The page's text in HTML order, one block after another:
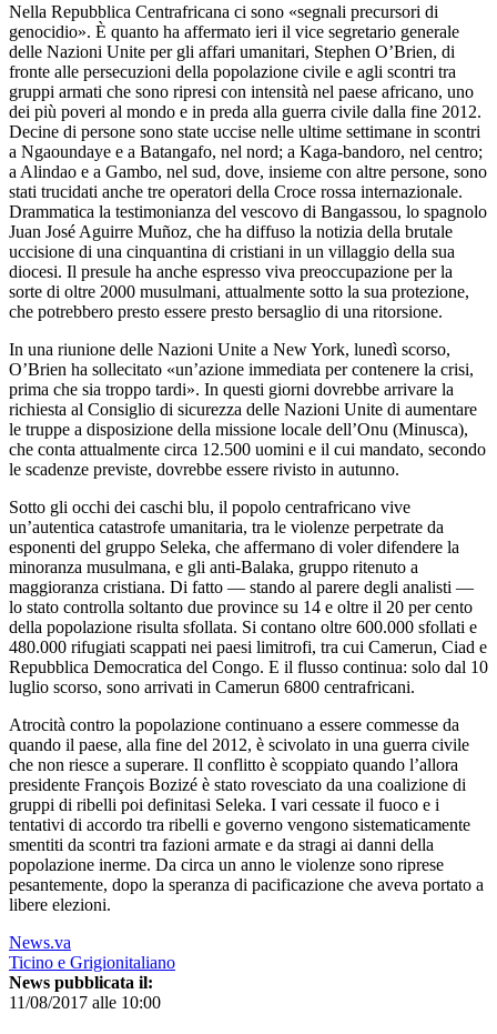
Nella Repubblica Centrafricana ci sono «segnali precursori di
genocidio». È quanto ha affermato ieri il vice segretario generale
delle Nazioni Unite per gli affari umanitari, Stephen O’Brien, di
fronte alle persecuzioni della popolazione civile e agli scontri tra
gruppi armati che sono ripresi con intensità nel paese africano, uno
dei più poveri al mondo e in preda alla guerra civile dalla fine 2012.
Decine di persone sono state uccise nelle ultime settimane in scontri
a Ngaoundaye e a Batangafo, nel nord; a Kaga-bandoro, nel centro;
a Alindao e a Gambo, nel sud, dove, insieme con altre persone, sono
stati trucidati anche tre operatori della Croce rossa internazionale.
Drammatica la testimonianza del vescovo di Bangassou, lo spagnolo
Juan José Aguirre Muñoz, che ha diffuso la notizia della brutale
uccisione di una cinquantina di cristiani in un villaggio della sua
diocesi. Il presule ha anche espresso viva preoccupazione per la
sorte di oltre 2000 musulmani, attualmente sotto la sua protezione,
che potrebbero presto essere presto bersaglio di una ritorsione.
In una riunione delle Nazioni Unite a New York, lunedì scorso,
O’Brien ha sollecitato «un’azione immediata per contenere la crisi,
prima che sia troppo tardi». In questi giorni dovrebbe arrivare la
richiesta al Consiglio di sicurezza delle Nazioni Unite di aumentare
le truppe a disposizione della missione locale dell’Onu (Minusca),
che conta attualmente circa 12.500 uomini e il cui mandato, secondo
le scadenze previste, dovrebbe essere rivisto in autunno.
Sotto gli occhi dei caschi blu, il popolo centrafricano vive
un’autentica catastrofe umanitaria, tra le violenze perpetrate da
esponenti del gruppo Seleka, che affermano di voler difendere la
minoranza musulmana, e gli anti-Balaka, gruppo ritenuto a
maggioranza cristiana. Di fatto — stando al parere degli analisti —
lo stato controlla soltanto due province su 14 e oltre il 20 per cento
della popolazione risulta sfollata. Si contano oltre 600.000 sfollati e
480.000 rifugiati scappati nei paesi limitrofi, tra cui Camerun, Ciad e
Repubblica Democratica del Congo. E il flusso continua: solo dal 10
luglio scorso, sono arrivati in Camerun 6800 centrafricani.
Atrocità contro la popolazione continuano a essere commesse da
quando il paese, alla fine del 2012, è scivolato in una guerra civile
che non riesce a superare. Il conflitto è scoppiato quando l’allora
presidente François Bozizé è stato rovesciato da una coalizione di
gruppi di ribelli poi definitasi Seleka. I vari cessate il fuoco e i
tentativi di accordo tra ribelli e governo vengono sistematicamente
smentiti da scontri tra fazioni armate e da stragi ai danni della
popolazione inerme. Da circa un anno le violenze sono riprese
pesantemente, dopo la speranza di pacificazione che aveva portato a
libere elezioni.
News.va
Ticino e Grigionitaliano
News pubblicata il:
11/08/2017 alle 10:00